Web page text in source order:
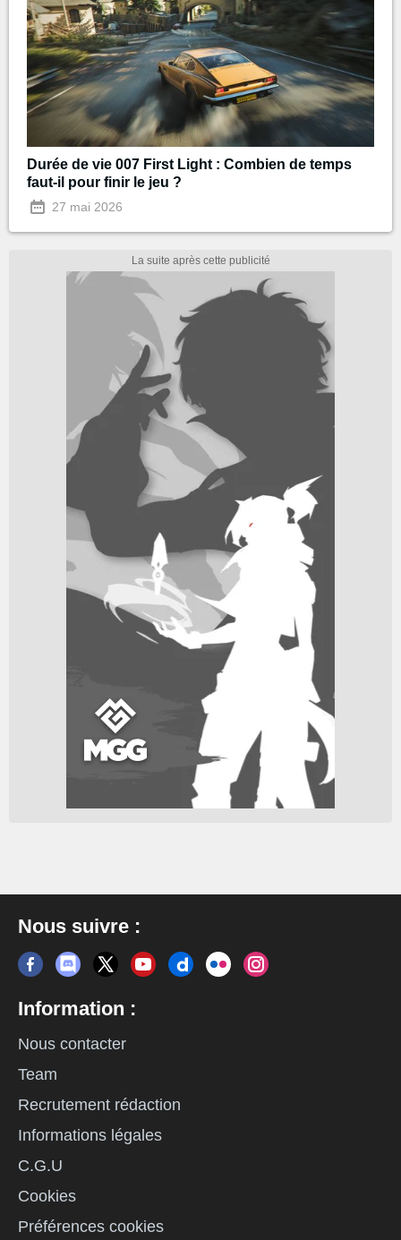
Durée de vie 007 First Light : Combien de temps
faut-il pour finir le jeu ?
27 mai 2026
Nous suivre :
Information :
Nous contacter
Team
Recrutement rédaction
Informations légales
C.G.U
Cookies
Préférences cookies